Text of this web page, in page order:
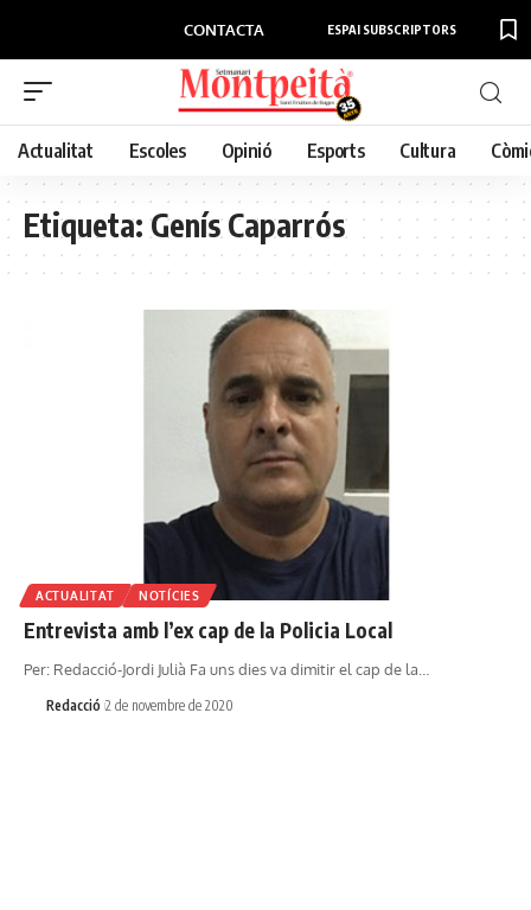
CONTACTA ESPAI SUBSCRIPTORS
Actualitat Escoles Opinió Esports Cultura
Etiqueta:Genís Caparrós
ACTUALITAT NOTÍCIES
Entrevista amb l’ex cap de la Policia Local
Per: Redacció-Jordi Julià Fa uns dies va dimitir el cap de la…
Redacció 2 de novembre de 2020